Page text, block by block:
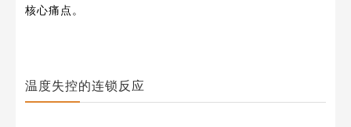
核心痛点。
温度失控的连锁反应